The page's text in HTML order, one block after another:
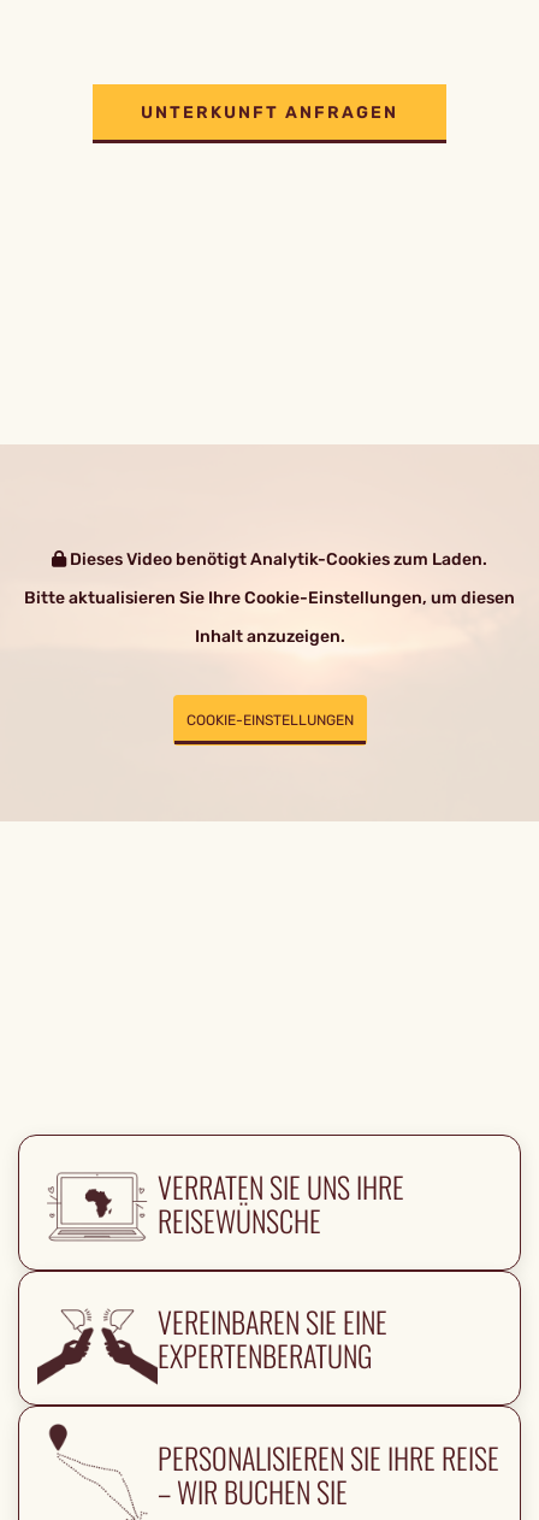
UNTERKUNFT ANFRAGEN
Dieses Video benötigt Analytik-Cookies zum Laden.
Bitte aktualisieren Sie Ihre Cookie-Einstellungen, um diesen
Inhalt anzuzeigen.
COOKIE-EINSTELLUNGEN
VERRATEN SIE UNS IHRE
REISEWÜNSCHE
VEREINBAREN SIE EINE
EXPERTENBERATUNG
PERSONALISIEREN SIE IHRE REISE
– WIR BUCHEN SIE